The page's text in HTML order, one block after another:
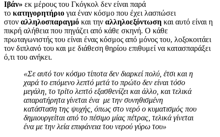
Ιβάν» εκ μέρους του Γκόγκολ δεν είναι παρά
το κατηγορητήριο για έναν κόσμο που έχει λασπώσει
στον αλληλοσπαραγμό και την αλληλοεξόντωση και αυτό είναι η
πικρή αλήθεια που πηγάζει από κάθε σκηνή. Ο κάθε
πρωταγωνιστής του είναι ένας κόσμος από μόνος του, λοξοκοιτάει
τον διπλανό του και με διάθεση θηρίου επιθυμεί να κατασπαράξει
ό,τι του ανήκει.
«Σε αυτό τον κόσμο τίποτα δεν διαρκεί πολύ, έτσι και η
χαρά το επόμενο λεπτό μετά το πρώτο δεν είναι τόσο
μεγάλη, το τρίτο λεπτό εξασθενίζει και άλλο, και τελικά
απαρατήρητα γίνεται ένα με την συνηθισμένη
κατάσταση της ψυχής, όπως στο νερό ο κυματισμός που
δημιουργείται από το πέσιμο μίας πέτρας, τελικά γίνεται
ένα με την λεία επιφάνεια του νερού γύρω του»